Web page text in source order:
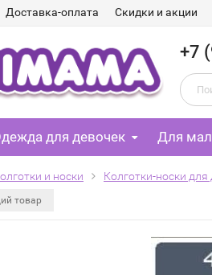
Доставка-оплата Скидки и акции
+7
для девочек Для
и носки Колготки-носки для
товар